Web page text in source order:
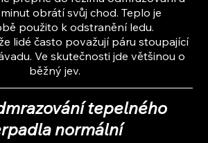
obrátí svůj chod. Teplo je
použito k odstranění ledu.
lidé často považují páru stoupající
Ve skutečnosti jde většinou o
běžný jev.
tepelného
normální